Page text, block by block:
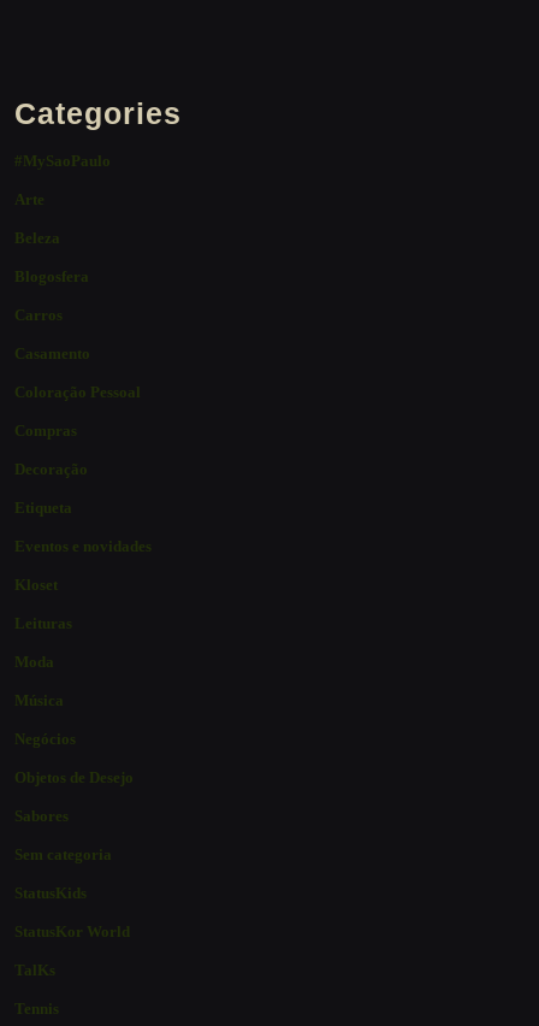
Categories
#MySaoPaulo
Arte
Beleza
Blogosfera
Carros
Casamento
Coloração Pessoal
Compras
Decoração
Etiqueta
Eventos e novidades
Kloset
Leituras
Moda
Música
Negócios
Objetos de Desejo
Sabores
Sem categoria
StatusKids
StatusKor World
TalKs
Tennis